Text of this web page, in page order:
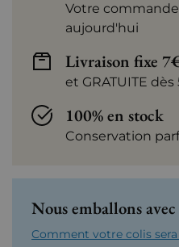
Votre
aujourd'hui
Livraison fixe
et GRATUITE
100% en stock
Conservation
Nous emballons
Comment votre colis